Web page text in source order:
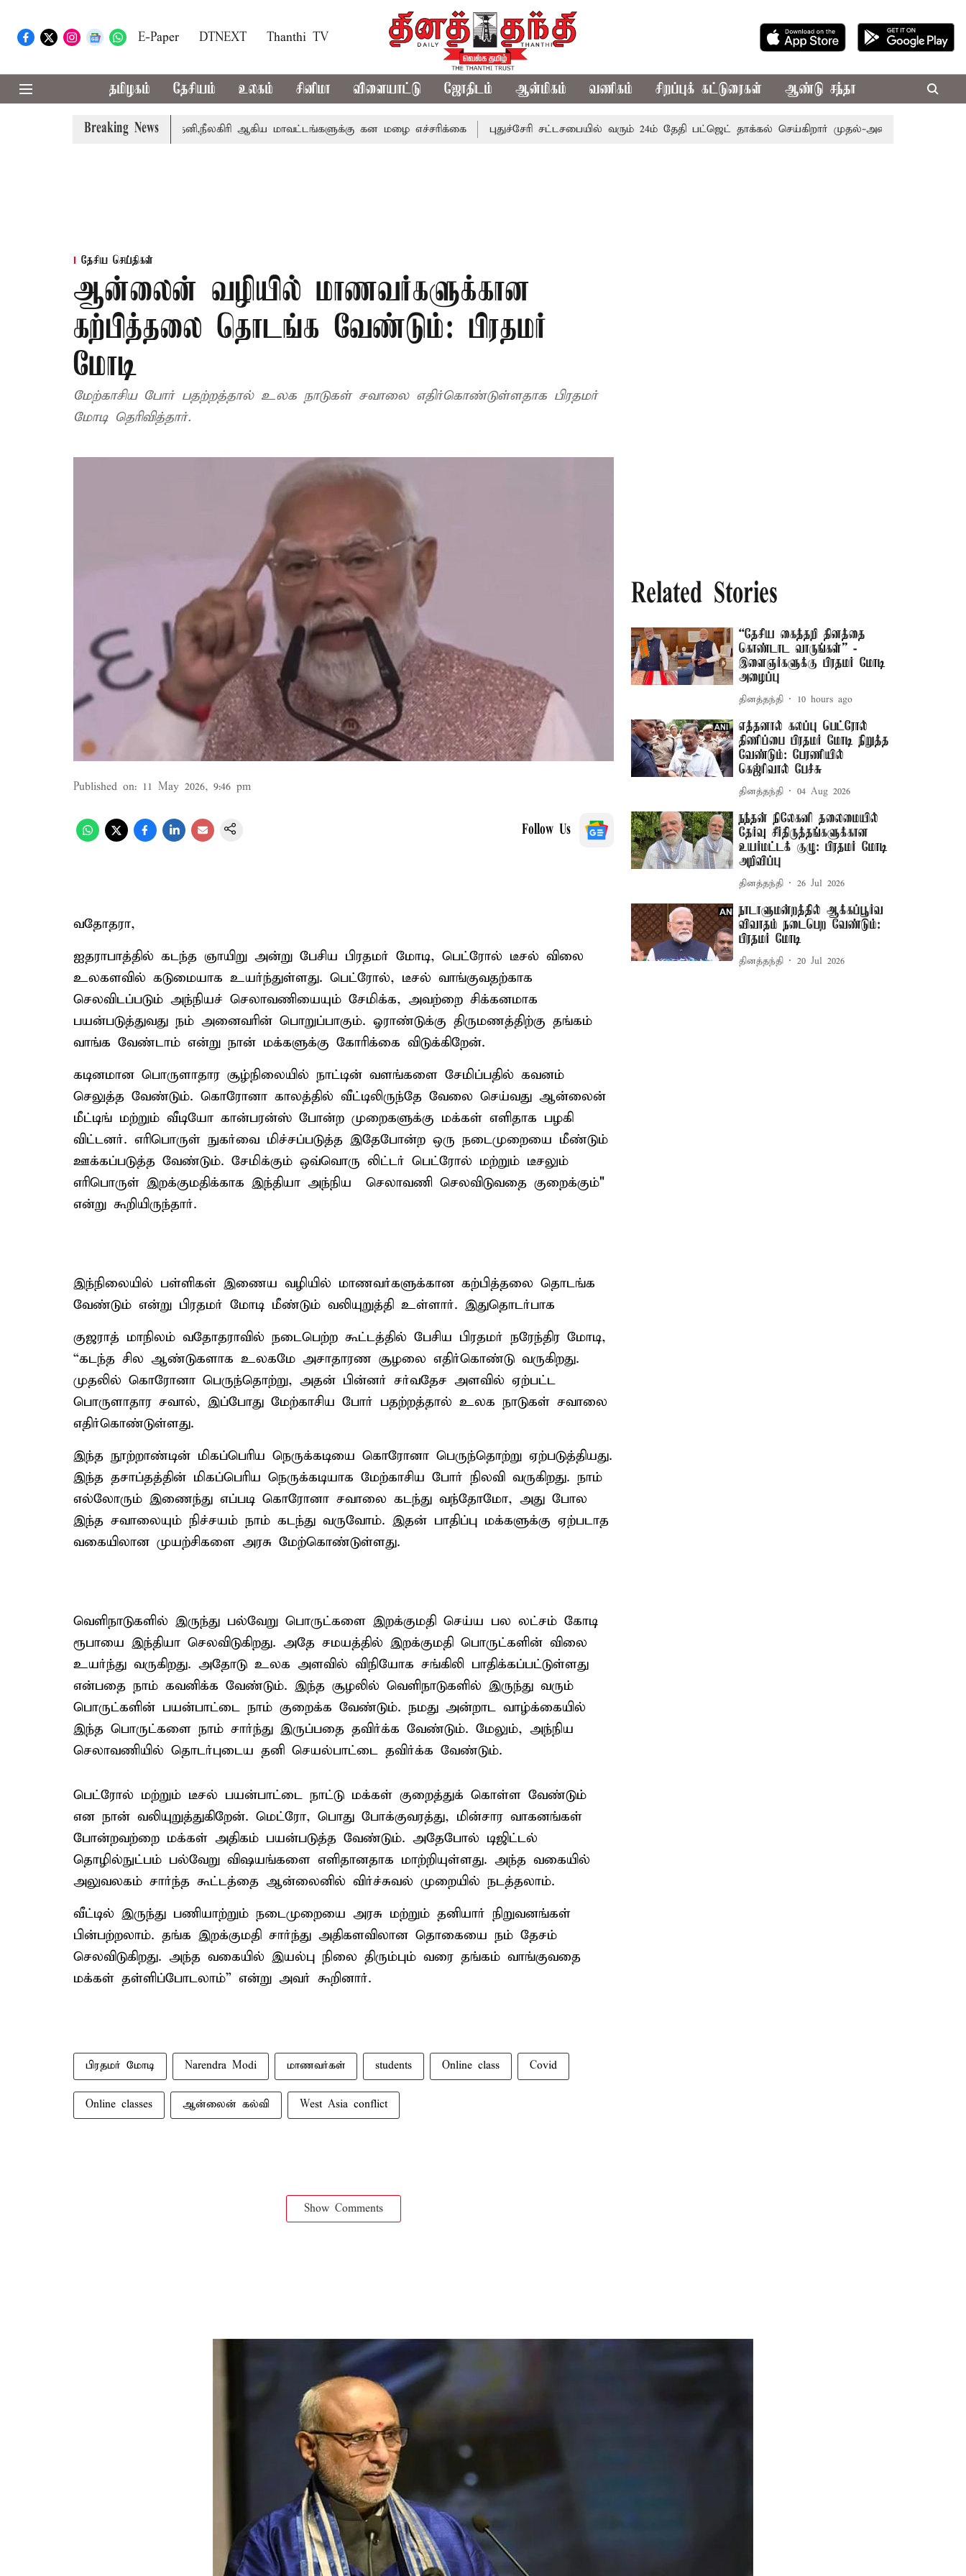
E-Paper DTNEXT Thanthi TV
தமிழகம் தேசியம் உலகம் சினிமா விளையாட்டு ஜோதிடம் ஆன்மிகம் வணிகம் சிறப்புக் கட்டுரைகள் ஆண்டு சந்தா
Breaking News
கோவை, தேனி,நீலகிரி ஆகிய மாவட்டங்களுக்கு கன மழை எச்சரிக்கை புதுச்சேரி சட்டசபையில் வரும் 24ம் தேதி பட்ஜெட் தாக்கல் செய்கிறார் முதல்-அமைச்சர் ரங்கசாமி
தேசிய செய்திகள்
ஆன்லைன் வழியில் மாணவர்களுக்கான
கற்பித்தலை தொடங்க வேண்டும்: பிரதமர்
மோடி
மேற்காசிய போர் பதற்றத்தால் உலக நாடுகள் சவாலை எதிர்கொண்டுள்ளதாக பிரதமர்
மோடி தெரிவித்தார்.
Published on: 11 May 2026, 9:46 pm
Follow Us
வதோதரா,
ஐதராபாத்தில் கடந்த ஞாயிறு அன்று பேசிய பிரதமர் மோடி, பெட்ரோல் டீசல் விலை
உலகளவில் கடுமையாக உயர்ந்துள்ளது. பெட்ரோல், டீசல் வாங்குவதற்காக
செலவிடப்படும் அந்நியச் செலாவணியையும் சேமிக்க, அவற்றை சிக்கனமாக
பயன்படுத்துவது நம் அனைவரின் பொறுப்பாகும். ஓராண்டுக்கு திருமணத்திற்கு தங்கம்
வாங்க வேண்டாம் என்று நான் மக்களுக்கு கோரிக்கை விடுக்கிறேன்.
கடினமான பொருளாதார சூழ்நிலையில் நாட்டின் வளங்களை சேமிப்பதில் கவனம்
செலுத்த வேண்டும். கொரோனா காலத்தில் வீட்டிலிருந்தே வேலை செய்வது ஆன்லைன்
மீட்டிங் மற்றும் வீடியோ கான்பரன்ஸ் போன்ற முறைகளுக்கு மக்கள் எளிதாக பழகி
விட்டனர். எரிபொருள் நுகர்வை மிச்சப்படுத்த இதேபோன்ற ஒரு நடைமுறையை மீண்டும்
ஊக்கப்படுத்த வேண்டும். சேமிக்கும் ஒவ்வொரு லிட்டர் பெட்ரோல் மற்றும் டீசலும்
எரிபொருள் இறக்குமதிக்காக இந்தியா அந்நிய செலாவணி செலவிடுவதை குறைக்கும்"
என்று கூறியிருந்தார்.
இந்நிலையில் பள்ளிகள் இணைய வழியில் மாணவர்களுக்கான கற்பித்தலை தொடங்க
வேண்டும் என்று பிரதமர் மோடி மீண்டும் வலியுறுத்தி உள்ளார். இதுதொடர்பாக
குஜராத் மாநிலம் வதோதராவில் நடைபெற்ற கூட்டத்தில் பேசிய பிரதமர் நரேந்திர மோடி,
“கடந்த சில ஆண்டுகளாக உலகமே அசாதாரண சூழலை எதிர்கொண்டு வருகிறது.
முதலில் கொரோனா பெருந்தொற்று, அதன் பின்னர் சர்வதேச அளவில் ஏற்பட்ட
பொருளாதார சவால், இப்போது மேற்காசிய போர் பதற்றத்தால் உலக நாடுகள் சவாலை
எதிர்கொண்டுள்ளது.
இந்த நூற்றாண்டின் மிகப்பெரிய நெருக்கடியை கொரோனா பெருந்தொற்று ஏற்படுத்தியது.
இந்த தசாப்தத்தின் மிகப்பெரிய நெருக்கடியாக மேற்காசிய போர் நிலவி வருகிறது. நாம்
எல்லோரும் இணைந்து எப்படி கொரோனா சவாலை கடந்து வந்தோமோ, அது போல
இந்த சவாலையும் நிச்சயம் நாம் கடந்து வருவோம். இதன் பாதிப்பு மக்களுக்கு ஏற்படாத
வகையிலான முயற்சிகளை அரசு மேற்கொண்டுள்ளது.
வெளிநாடுகளில் இருந்து பல்வேறு பொருட்களை இறக்குமதி செய்ய பல லட்சம் கோடி
ரூபாயை இந்தியா செலவிடுகிறது. அதே சமயத்தில் இறக்குமதி பொருட்களின் விலை
உயர்ந்து வருகிறது. அதோடு உலக அளவில் விநியோக சங்கிலி பாதிக்கப்பட்டுள்ளது
என்பதை நாம் கவனிக்க வேண்டும். இந்த சூழலில் வெளிநாடுகளில் இருந்து வரும்
பொருட்களின் பயன்பாட்டை நாம் குறைக்க வேண்டும். நமது அன்றாட வாழ்க்கையில்
இந்த பொருட்களை நாம் சார்ந்து இருப்பதை தவிர்க்க வேண்டும். மேலும், அந்நிய
செலாவணியில் தொடர்புடைய தனி செயல்பாட்டை தவிர்க்க வேண்டும்.
பெட்ரோல் மற்றும் டீசல் பயன்பாட்டை நாட்டு மக்கள் குறைத்துக் கொள்ள வேண்டும்
என நான் வலியுறுத்துகிறேன். மெட்ரோ, பொது போக்குவரத்து, மின்சார வாகனங்கள்
போன்றவற்றை மக்கள் அதிகம் பயன்படுத்த வேண்டும். அதேபோல் டிஜிட்டல்
தொழில்நுட்பம் பல்வேறு விஷயங்களை எளிதானதாக மாற்றியுள்ளது. அந்த வகையில்
அலுவலகம் சார்ந்த கூட்டத்தை ஆன்லைனில் விர்ச்சுவல் முறையில் நடத்தலாம்.
வீட்டில் இருந்து பணியாற்றும் நடைமுறையை அரசு மற்றும் தனியார் நிறுவனங்கள்
பின்பற்றலாம். தங்க இறக்குமதி சார்ந்து அதிகளவிலான தொகையை நம் தேசம்
செலவிடுகிறது. அந்த வகையில் இயல்பு நிலை திரும்பும் வரை தங்கம் வாங்குவதை
மக்கள் தள்ளிப்போடலாம்” என்று அவர் கூறினார்.
பிரதமர் மோடி Narendra Modi மாணவர்கள் students Online class Covid
Online classes ஆன்லைன் கல்வி West Asia conflict
Show Comments
Related Stories
“தேசிய கைத்தறி தினத்தை
கொண்டாட வாருங்கள்” -
இளைஞர்களுக்கு பிரதமர் மோடி
அழைப்பு
தினத்தந்தி 10 hours ago
எத்தனால் கலப்பு பெட்ரோல்
திணிப்பை பிரதமர் மோடி நிறுத்த
வேண்டும்: பேரணியில்
கெஜ்ரிவால் பேச்சு
தினத்தந்தி 04 Aug 2026
நந்தன் நிலேகனி தலைமையில்
தேர்வு சீர்திருத்தங்களுக்கான
உயர்மட்டக் குழு: பிரதமர் மோடி
அறிவிப்பு
தினத்தந்தி 26 Jul 2026
நாடாளுமன்றத்தில் ஆக்கப்பூர்வ
விவாதம் நடைபெற வேண்டும்:
பிரதமர் மோடி
தினத்தந்தி 20 Jul 2026